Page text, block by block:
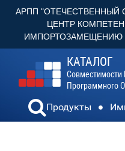
АРПП "ОТЕЧЕСТВЕННЫЙ
ЦЕНТР
ИМПОРТОЗАМЕЩЕНИЮ
КАТАЛОГ
Совместимости
Программного
Продукты